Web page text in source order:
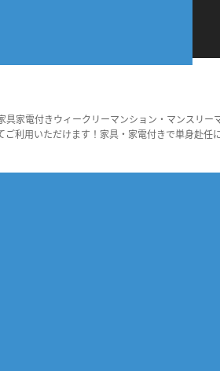
具家電付きウィークリーマンション・マンスリ
ご利用いただけます！家具・家電付きで単身赴任